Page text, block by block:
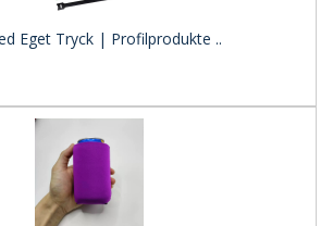
Eget Tryck | Profilprodukte ..